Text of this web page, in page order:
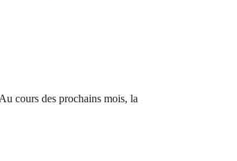
cours des prochains mois, la